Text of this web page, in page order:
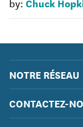
NOTRE RÉSEAU
CONTACTEZ-